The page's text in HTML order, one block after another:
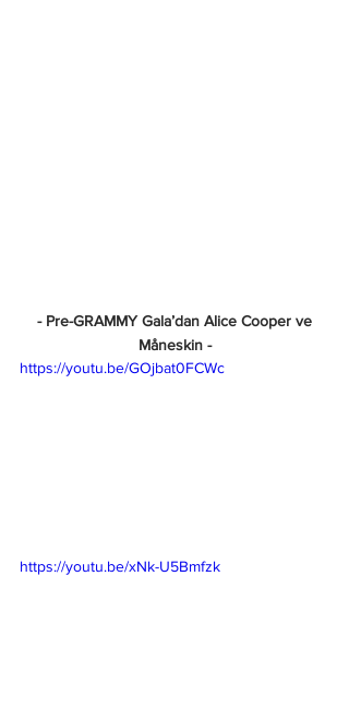
Måneskin -
https://youtu.be/GOjbat0FCWc
https://youtu.be/xNk-U5Bmfzk